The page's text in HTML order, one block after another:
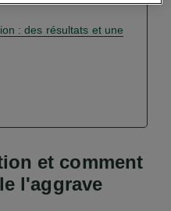
: des résultats et une
et comment
l'aggrave